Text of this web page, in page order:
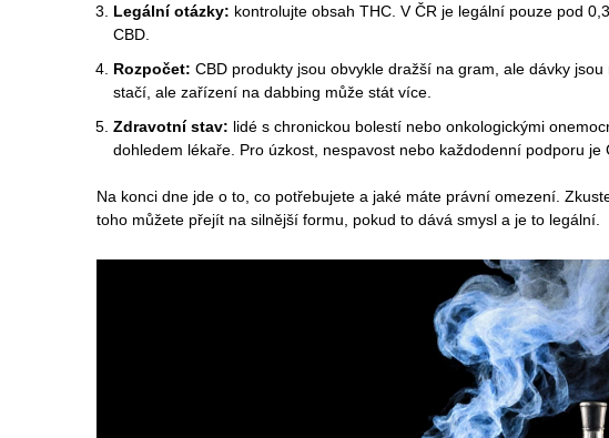
Legální otázky: kontrolujte obsah THC. V ČR je legální pouze pod
CBD.
Rozpočet: CBD produkty jsou obvykle dražší na gram, ale dávky
stačí, ale zařízení na dabbing může stát více.
Zdravotní stav: lidé s chronickou bolestí nebo onkologickými
dohledem lékaře. Pro úzkost, nespavost nebo každodenní podporu je
Na konci dne jde o to, co potřebujete a jaké máte právní omezení.
toho můžete přejít na silnější formu, pokud to dává smysl a je to legální.